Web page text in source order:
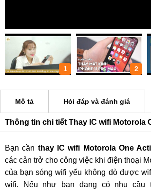
1 2
Mô tả Hỏi đáp và đánh giá
Thông tin chi tiết Thay IC wifi Motorola
Bạn cần thay IC wifi Motorola One
các cản trở cho công việc khi điện thoại
của bạn sóng wifi yếu không dò được
wifi. Nếu như bạn đang có nhu cầu